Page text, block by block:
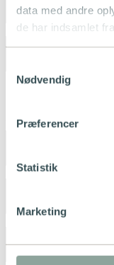
data med andre
de har indsamlet
Nødvendig
Præferencer
Statistik
Marketing
Indflytningsdato*
Vejnavn*
Husnummer